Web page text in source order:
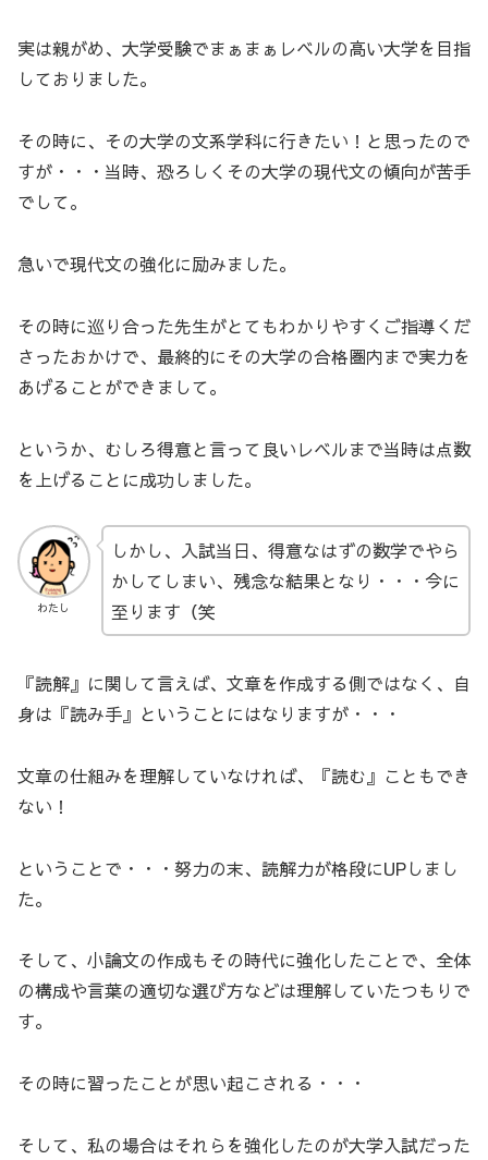
実は親がめ、大学受験でまぁまぁレベルの高い大学を目指
しておりました。
その時に、その大学の文系学科に行きたい！と思ったので
すが・・・当時、恐ろしくその大学の現代文の傾向が苦手
でして。
急いで現代文の強化に励みました。
その時に巡り合った先生がとてもわかりやすくご指導くだ
さったおかけで、最終的にその大学の合格圏内まで実力を
あげることができまして。
というか、むしろ得意と言って良いレベルまで当時は点数
を上げることに成功しました。
わたし
しかし、入試当日、得意なはずの数学でやら
かしてしまい、残念な結果となり・・・今に
至ります（笑
『読解』に関して言えば、文章を作成する側ではなく、自
身は『読み手』ということにはなりますが・・・
文章の仕組みを理解していなければ、『読む』こともでき
ない！
ということで・・・努力の末、読解力が格段にUPしまし
た。
そして、小論文の作成もその時代に強化したことで、全体
の構成や言葉の適切な選び方などは理解していたつもりで
す。
その時に習ったことが思い起こされる・・・
そして、私の場合はそれらを強化したのが大学入試だった